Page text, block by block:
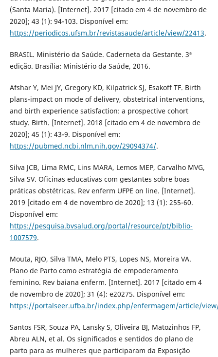
(Santa Maria). [Internet]. 2017 [citado em 4 de novembro de
2020]; 43 (1): 94-103. Disponível em:
https://periodicos.ufsm.br/revistasaude/article/view/22413.
BRASIL. Ministério da Saúde. Caderneta da Gestante. 3ª
edição. Brasília: Ministério da Saúde, 2016.
Afshar Y, Mei JY, Gregory KD, Kilpatrick SJ, Esakoff TF. Birth
plans-impact on mode of delivery, obstetrical interventions,
and birth experience satisfaction: a prospective cohort
study. Birth. [Internet]. 2018 [citado em 4 de novembro de
2020]; 45 (1): 43-9. Disponível em:
https://pubmed.ncbi.nlm.nih.gov/29094374/.
Silva JCB, Lima RMC, Lins MARA, Lemos MEP, Carvalho MVG,
Silva SV. Oficinas educativas com gestantes sobre boas
práticas obstétricas. Rev enferm UFPE on line. [Internet].
2019 [citado em 4 de novembro de 2020]; 13 (1): 255-60.
Disponível em:
https://pesquisa.bvsalud.org/portal/resource/pt/biblio-
1007579.
Mouta, RJO, Silva TMA, Melo PTS, Lopes NS, Moreira VA.
Plano de Parto como estratégia de empoderamento
feminino. Rev baiana enferm. [Internet]. 2017 [citado em 4
de novembro de 2020]; 31 (4): e20275. Disponível em:
https://portalseer.ufba.br/index.php/enfermagem/article/
Santos FSR, Souza PA, Lansky S, Oliveira BJ, Matozinhos FP,
Abreu ALN, et al. Os significados e sentidos do plano de
parto para as mulheres que participaram da Exposição